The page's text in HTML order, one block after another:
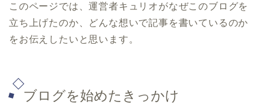
このページでは、運営者キュリオがなぜこのブログを
立ち上げたのか、どんな想いで記事を書いているのか
をお伝えしたいと思います。
ブログを始めたきっかけ